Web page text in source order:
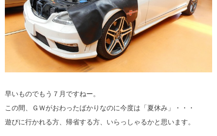
早いものでもう７月ですねー。
この間、ＧＷがおわったばかりなのに今度は「夏休み」・・・
遊びに行かれる方、帰省する方、いらっしゃるかと思います。